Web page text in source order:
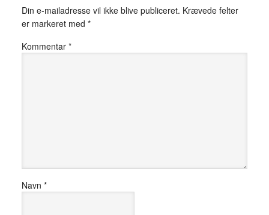
Din e-mailadresse vil ikke blive publiceret. Krævede felter
er markeret med *
Kommentar *
Navn *